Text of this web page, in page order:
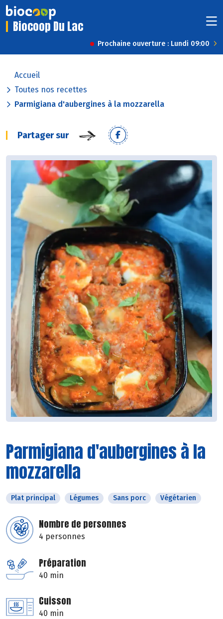
Biocoop Du Lac
Prochaine ouverture : Lundi 09:00
Accueil
Toutes nos recettes
Parmigiana d'aubergines à la mozzarella
Partager sur
Parmigiana d'aubergines à la
mozzarella
Plat principal Légumes Sans porc Végétarien
Nombre de personnes
4 personnes
Préparation
40 min
Cuisson
40 min